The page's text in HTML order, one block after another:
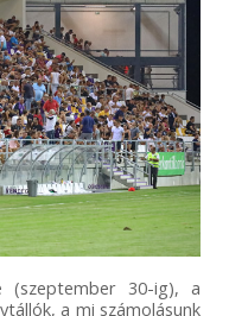
(szeptember 30-ig), a
a mi számolásunk